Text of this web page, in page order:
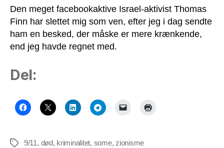
Den meget facebookaktive Israel-aktivist Thomas
Finn har slettet mig som ven, efter jeg i dag sendte
ham en besked, der måske er mere krænkende,
end jeg havde regnet med.
Del:
Tags9/11, død, kriminalitet, some, zionisme